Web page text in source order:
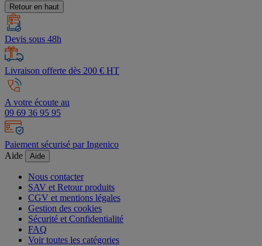
Retour en haut
Devis sous 48h
Livraison offerte dès 200 € HT
A votre écoute au
09 69 36 95 95
Paiement sécurisé par Ingenico
Aide
Aide
Nous contacter
SAV et Retour produits
CGV et mentions légales
Gestion des cookies
Sécurité et Confidentialité
FAQ
Voir toutes les catégories